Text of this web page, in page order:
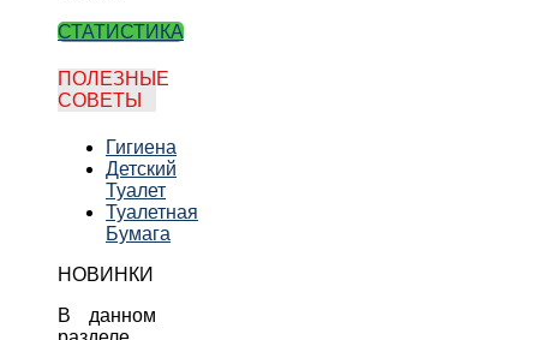
СТАТИСТИКА
ПОЛЕЗНЫЕ
СОВЕТЫ
Гигиена
Детский
Туалет
Туалетная
Бумага
НОВИНКИ
В данном